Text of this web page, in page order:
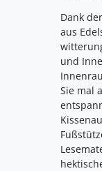
Dank
aus
und
Sie mal